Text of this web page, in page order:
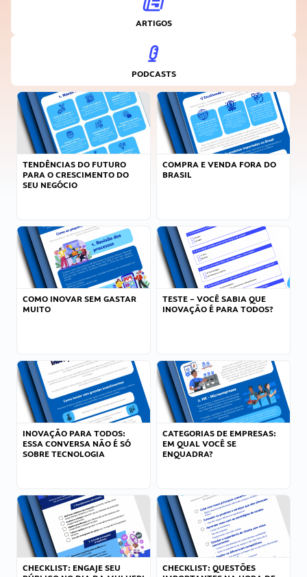
ARTIGOS
PODCASTS
TENDÊNCIAS DO FUTURO
PARA O CRESCIMENTO DO
SEU NEGÓCIO
COMPRA E VENDA FORA DO
BRASIL
COMO INOVAR SEM GASTAR
MUITO
TESTE – VOCÊ SABIA QUE
INOVAÇÃO É PARA TODOS?
INOVAÇÃO PARA TODOS:
ESSA CONVERSA NÃO É SÓ
SOBRE TECNOLOGIA
CATEGORIAS DE EMPRESAS:
EM QUAL VOCÊ SE
ENQUADRA?
CHECKLIST: ENGAJE SEU
CHECKLIST: QUESTÕES